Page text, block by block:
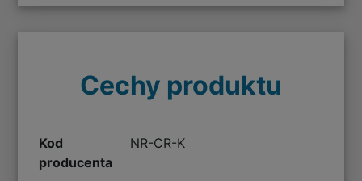
Cechy produktu
Kod
producenta
NR-CR-K